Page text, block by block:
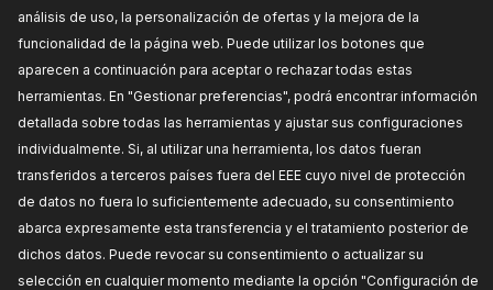
análisis de uso, la personalización de ofertas y la mejora de la
funcionalidad de la página web. Puede utilizar los botones que
aparecen a continuación para aceptar o rechazar todas estas
herramientas. En "Gestionar preferencias", podrá encontrar información
detallada sobre todas las herramientas y ajustar sus configuraciones
individualmente. Si, al utilizar una herramienta, los datos fueran
transferidos a terceros países fuera del EEE cuyo nivel de protección
de datos no fuera lo suficientemente adecuado, su consentimiento
abarca expresamente esta transferencia y el tratamiento posterior de
dichos datos. Puede revocar su consentimiento o actualizar su
selección en cualquier momento mediante la opción "Configuración de
919D0006
RIDEX Juego de guardapolvos,
amortiguador
Lado de montaje:Eje delantero,Unidad de
Diámetro interior [mm]:10,0,Longitud [mm]:
Número de referencia del fabricante:919D0006,
Fabricante:
Números de EAN:
4059191351084
Disponibilidad en stock:
PRECIO PARA DISTRIBUIDORES